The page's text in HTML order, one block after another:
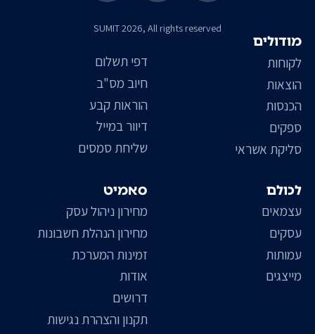
SUMIT 2026, All rights reserved
סאמיט
מחירון ניהול עסק
מחירון הנהלת חשבונות
זמינות המערכת
אודות
דרושים
תקנון והצהרת נגישות
דפי תשלום
חיוב מס"ב
הוראות קבע
דיוור במייל
שליחת סמסים
מודולים
לקוחות
הוצאות
הכנסות
ספקים
סליקת אשראי
לכולם
עצמאים
עסקים
עמותות
מייצגים